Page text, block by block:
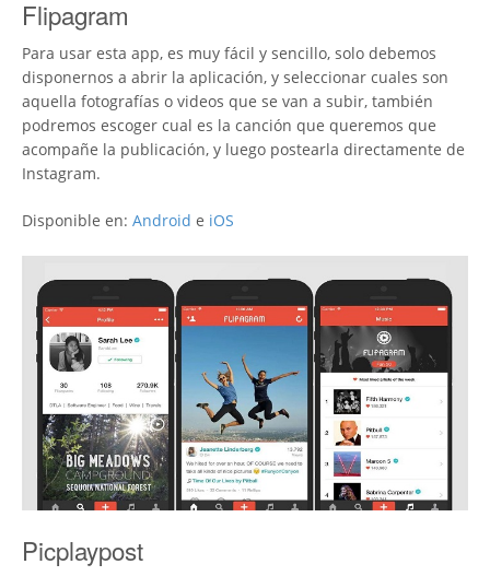
Flipagram
Para usar esta app, es muy fácil y sencillo, solo debemos
disponernos a abrir la aplicación, y seleccionar cuales son
aquella fotografías o videos que se van a subir, también
podremos escoger cual es la canción que queremos que
acompañe la publicación, y luego postearla directamente de
Instagram.
Disponible en: Android e iOS
Picplaypost